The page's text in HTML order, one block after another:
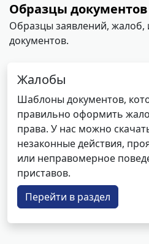
Образцы документов
Образцы заявлений, жалоб,
документов.
Жалобы
Шаблоны документов,
правильно оформить
права. У нас можно
незаконные действия,
или неправомерное
приставов.
Перейти в раздел